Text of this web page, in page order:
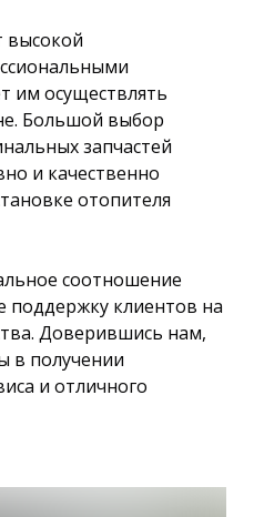
высокой
им осуществлять
Большой выбор
запчастей
и качественно
отопителя
соотношение
поддержку клиентов на
Доверившись нам,
в получении
и отличного